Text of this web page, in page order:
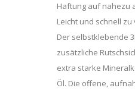
Haftung auf nahezu
Leicht und schnell zu
Der selbstklebende
zusätzliche
extra starke
Öl. Die offene,